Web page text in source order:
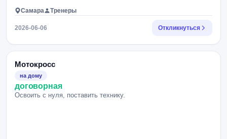
Самара Тренеры
2026-06-06 Откликнуться
Мотокросс
на дому
договорная
Освоить с нуля, поставить технику.